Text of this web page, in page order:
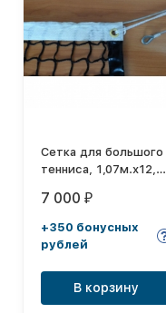
Сетка для большого
тенниса, 1,07м.х12,80
мм
7 000 ₽
+350 бонусных
рублей
В корзину